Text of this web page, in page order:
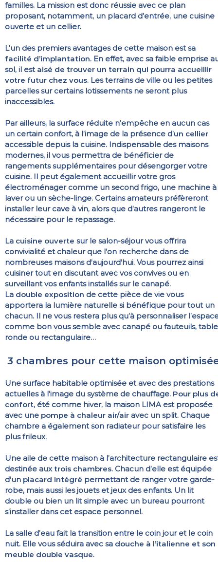
familles. La mission est donc réussie avec ce plan
proposant, notamment, un placard d’entrée, une cuisine
ouverte et un cellier.
L’un des premiers avantages de cette maison est sa
facilité d’implantation. En effet, avec sa faible emprise
sol, il est aisé de trouver un terrain qui pourra accueillir
votre futur chez vous. Les terrains de ville ou les petites
parcelles sur certains lotissements ne seront plus
inaccessibles.
Par ailleurs, la surface réduite n’empêche en aucun cas
un certain confort, à l’image de la présence d’un cellier
accessible depuis la cuisine. Indispensable des maisons
modernes, il vous permettra de bénéficier de
rangements supplémentaires pour désengorger votre
cuisine. Il peut également accueillir votre gros
électroménager comme un second frigo, une machine à
laver ou un sèche-linge. Certains amateurs préfèreront
installer leur cave à vin, alors que d’autres rangeront le
nécessaire pour le repassage.
La cuisine ouverte sur le salon-séjour vous offrira
convivialité et chaleur que l’on recherche dans de
nombreuses maisons d’aujourd’hui. Vous pourrez ainsi
cuisiner tout en discutant avec vos convives ou en
surveillant vos enfants installés sur le canapé.
La double exposition de cette pièce de vie vous
apportera la lumière naturelle si bénéfique pour tout un
chacun. Il ne vous restera plus qu’à personnaliser
comme bon vous semble avec canapé ou fauteuils, table
ronde ou rectangulaire…
3 chambres pour cette maison
Une surface habitable optimisée et avec des prestations
actuelles à l’image du système de chauffage. Pour plus
confort, été comme hiver, la maison LIMA est proposée
avec une pompe à chaleur air/air avec un split. Chaque
chambre a également son radiateur pour satisfaire les
plus frileux.
Une aile de cette maison à l’architecture rectangulaire
destinée aux trois chambres. Chacun d’elle est équipée
d’un placard intégré permettant de ranger votre garde-
robe, mais aussi les jouets et jeux des enfants. Un lit
double ou bien un lit simple avec un bureau pourront
s’installer dans cet espace personnel.
La salle d’eau fait la transition entre le coin jour et le coin
nuit. Elle vous séduira avec sa douche à l’italienne et son
meuble double vasque.